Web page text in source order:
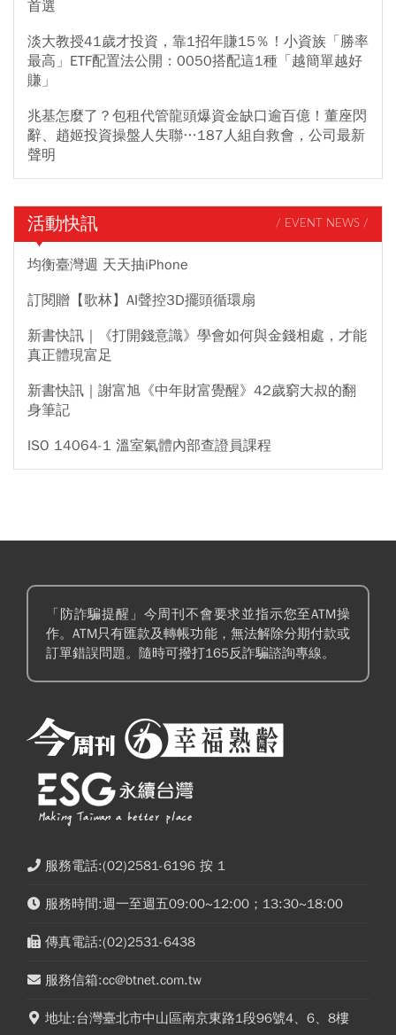
首選
淡大教授41歲才投資，靠1招年賺15％！小資族「勝率
最高」ETF配置法公開：0050搭配這1種「越簡單越好
賺」
兆基怎麼了？包租代管龍頭爆資金缺口逾百億！董座閃
辭、趙姬投資操盤人失聯…187人組自救會，公司最新
聲明
活動快訊 / EVENT NEWS /
均衡臺灣週 天天抽iPhone
訂閱贈【歌林】AI聲控3D擺頭循環扇
新書快訊｜《打開錢意識》學會如何與金錢相處，才能
真正體現富足
新書快訊｜謝富旭《中年財富覺醒》42歲窮大叔的翻
身筆記
ISO 14064-1 溫室氣體內部查證員課程
「防詐騙提醒」今周刊不會要求並指示您至ATM操
作。ATM只有匯款及轉帳功能，無法解除分期付款或
訂單錯誤問題。隨時可撥打165反詐騙諮詢專線。
服務電話:(02)2581-6196 按 1
服務時間:週一至週五09:00~12:00；13:30~18:00
傳真電話:(02)2531-6438
服務信箱:cc@btnet.com.tw
地址:台灣臺北市中山區南京東路1段96號4、6、8樓